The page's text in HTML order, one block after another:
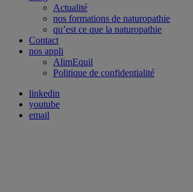
Actualité
nos formations de naturopathie
qu’est ce que la naturopathie
Contact
nos appli
AlimEquil
Politique de confidentialité
linkedin
youtube
email